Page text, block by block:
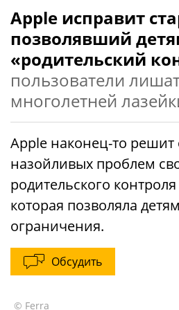
Apple исправит
позволявший
«родительский
пользователи
многолетней
Apple наконец-то
назойливых проблем
родительского
которая позволяла
ограничения.
Обсудить
© Ferra